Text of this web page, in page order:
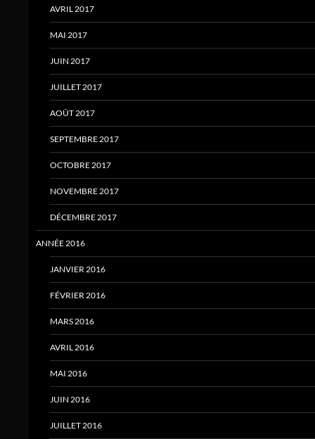
AVRIL 2017
MAI 2017
JUIN 2017
JUILLET 2017
AOÛT 2017
SEPTEMBRE 2017
OCTOBRE 2017
NOVEMBRE 2017
DÉCEMBRE 2017
ANNÉE 2016
JANVIER 2016
FÉVRIER 2016
MARS 2016
AVRIL 2016
MAI 2016
JUIN 2016
JUILLET 2016